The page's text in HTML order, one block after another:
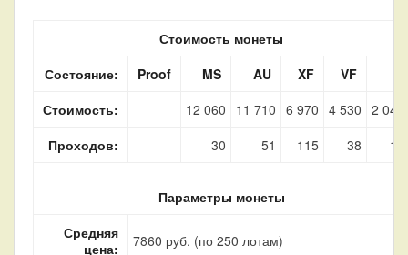
Стоимость монеты
Состояние:
Proof MS AU XF VF
F
Стоимость:
12 060 11 710 6 970 4 530 2 040
Проходов:
30 51 115 38 14
Параметры монеты
Средняя
цена:
7860 руб. (по 250 лотам)